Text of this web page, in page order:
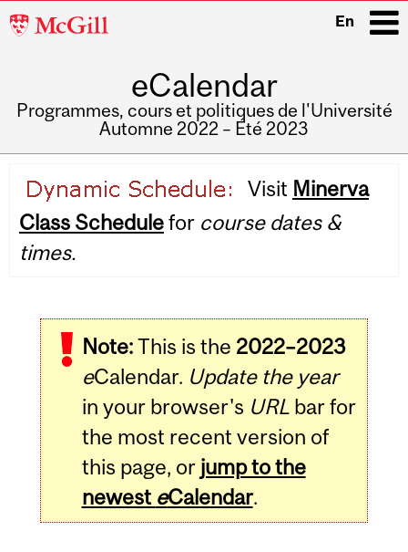
McGill
En
eCalendar
Programmes, cours et politiques de l'Université
Automne 2022 – Été 2023
navigation
Visit Minerva
Class Schedulefor course dates &
times.
Note:This is the 2022–2023
eCalendar. Update the year
in your browser's URLbar for
the most recent version of
this page, or jump to the
newest eCalendar.